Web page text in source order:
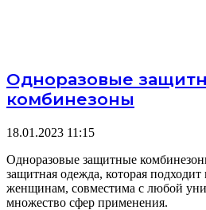
Одноразовые
комбинезоны
18.01.2023 11:15
Одноразовые защитные
защитная одежда, которая
женщинам, совместима с любой
множество сфер применения.